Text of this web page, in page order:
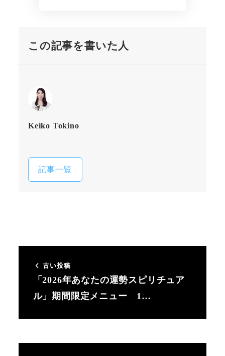
この記事を書いた人
Keiko Tokino
記事一覧
古い投稿
「2026年あなたの運勢スピリチュア
ル」期間限定メニュー 1…